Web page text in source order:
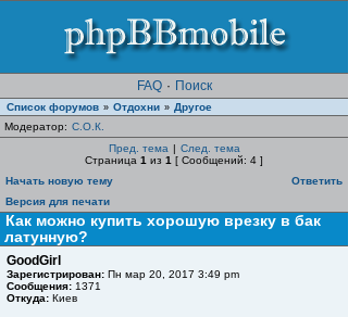
FAQ · Поиск
Список форумов » Отдохни » Другое
Модератор: С.О.К.
Пред. тема | След. тема
Страница 1 из 1 [ Сообщений: 4 ]
Начать новую тему
Ответить
Версия для печати
Как можно купить хорошую врезку в бак
латунную?
GoodGirl
Зарегистрирован: Пн мар 20, 2017 3:49 pm
Сообщения: 1371
Откуда: Киев